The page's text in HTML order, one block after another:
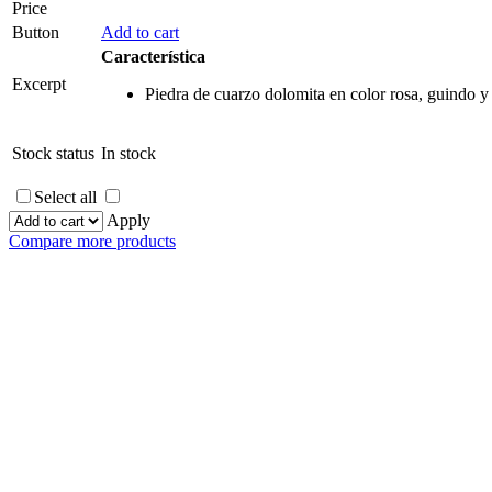
Price
Button
Add to cart
Excerpt
Característica
Piedra de cuarzo dolomita en color rosa, guindo
Stock status In stock
Select all
Apply
Compare more products